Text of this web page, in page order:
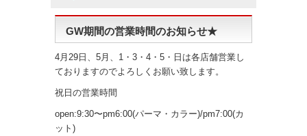
GW期間の営業時間のお知らせ★
4月29日、5月、1・3・4・5・日は各店舗営業し
ておりますのでよろしくお願い致します。
祝日の営業時間
open:9:30〜pm6:00(パーマ・カラー)/pm7:00(カ
ット)